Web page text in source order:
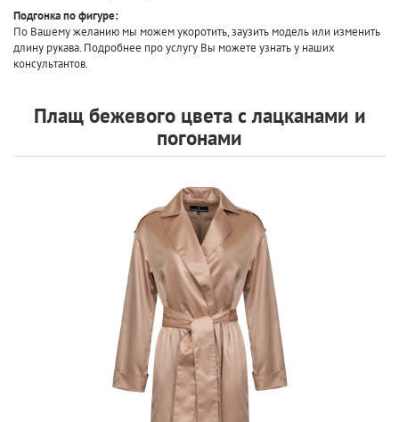
Подгонка по фигуре:
По Вашему желанию мы можем укоротить, заузить модель или изменить
длину рукава. Подробнее про услугу Вы можете узнать у наших
консультантов.
Плащ бежевого цвета с лацканами и
погонами